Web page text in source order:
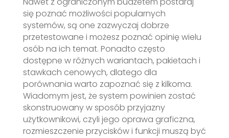
się poznać możliwości popularnych
systemów, są one zazwyczaj dobrze
przetestowane i możesz poznać opinię wielu
osób na ich temat. Ponadto często
dostępne w różnych wariantach, pakietach i
stawkach cenowych, dlatego dla
porównania warto zapoznać się z kilkoma.
Wiadomym jest, że system powinien zostać
skonstruowany w sposób przyjazny
użytkownikowi, czyli jego oprawa graficzna,
rozmieszczenie przycisków i funkcji muszą być